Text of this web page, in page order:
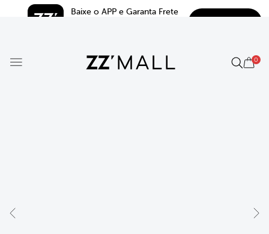
Baixe o APP e Garanta Frete
0